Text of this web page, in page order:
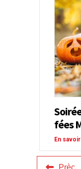
fées
En
Prèc.